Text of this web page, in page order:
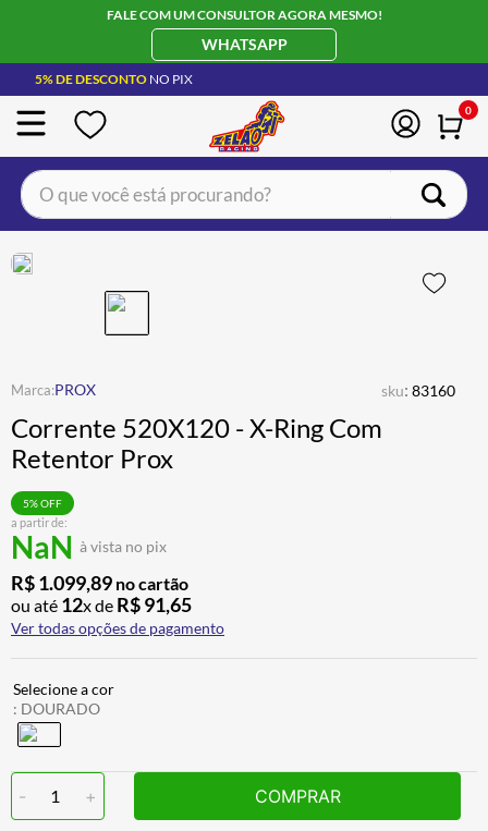
FALE COM UM CONSULTOR AGORA MESMO!
WHATSAPP
5% DE DESCONTO NO PIX
0
O que você está procurando?
PROX sku: 83160
Corrente 520X120 - X-Ring Com
Retentor Prox
a partir de:
NaN à vista no pix
5% OFF
R$1.099,89 no cartão
ou até 12x de R$91,65
Ver todas opções de pagamento
: DOURADO
- 1 + COMPRAR
BOTA
4º ÓCULOS SOLAR
5º LUVA
6º BAU
7º
8 º AIROH
9 º CALÇA
10º BOTAS